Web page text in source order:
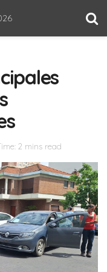
2 mins read